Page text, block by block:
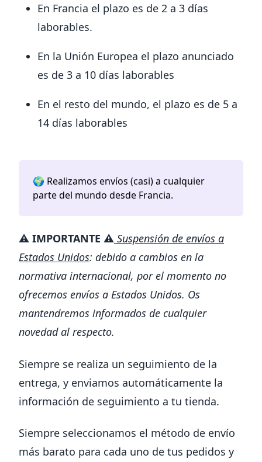
En Francia el plazo es de 2 a 3 días
laborables.
En la Unión Europea el plazo anunciado
es de 3 a 10 días laborables
En el resto del mundo, el plazo es de 5 a
14 días laborables
🌍 Realizamos envíos (casi) a cualquier
parte del mundo desde Francia.
⚠️ IMPORTANTE ⚠️ Suspensión de envíos a
Estados Unidos: debido a cambios en la
normativa internacional, por el momento no
ofrecemos envíos a Estados Unidos. Os
mantendremos informados de cualquier
novedad al respecto.
Siempre se realiza un seguimiento de la
entrega, y enviamos automáticamente la
información de seguimiento a tu tienda.
Siempre seleccionamos el método de envío
más barato para cada uno de tus pedidos y